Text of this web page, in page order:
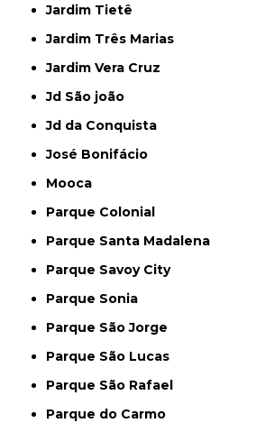
Jardim Tietê
Jardim Três Marias
Jardim Vera Cruz
Jd São joão
Jd da Conquista
José Bonifácio
Mooca
Parque Colonial
Parque Santa Madalena
Parque Savoy City
Parque Sonia
Parque São Jorge
Parque São Lucas
Parque São Rafael
Parque do Carmo